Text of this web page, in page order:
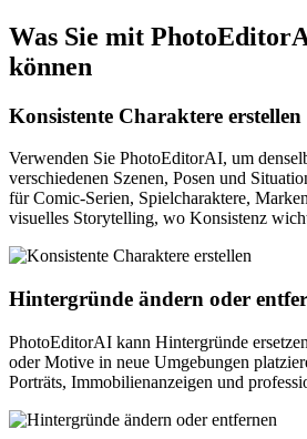
Was Sie mit
können
Konsistente Charaktere erstellen
Verwenden Sie PhotoEditorAI, um
verschiedenen Szenen, Posen und
für Comic-Serien, Spielcharaktere,
visuelles Storytelling, wo Konsistenz
Hintergründe ändern oder
PhotoEditorAI kann Hintergründe
oder Motive in neue Umgebungen
Porträts, Immobilienanzeigen und